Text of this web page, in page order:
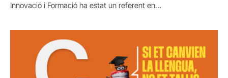
Innovació i Formació ha estat un referent en…